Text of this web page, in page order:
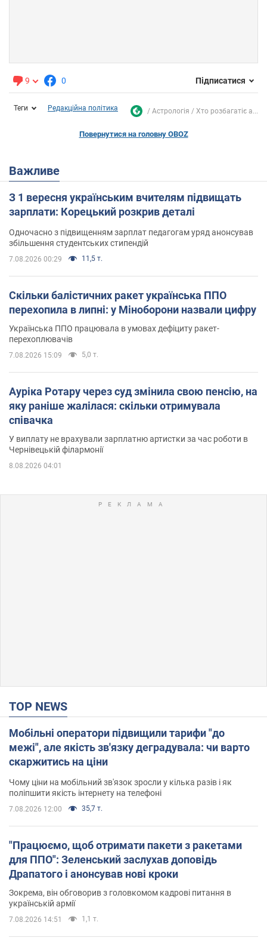
9 0 Підписатися
Теги Редакційна політика Астрологія Хто розбагатіє а...
Повернутися на головну OBOZ
Важливе
З 1 вересня українським вчителям підвищать
зарплати: Корецький розкрив деталі
Одночасно з підвищенням зарплат педагогам уряд анонсував
збільшення студентських стипендій
7.08.2026 00:29 11,5 т.
Скільки балістичних ракет українська ППО
перехопила в липні: у Міноборони назвали цифру
Українська ППО працювала в умовах дефіциту ракет-
перехоплювачів
7.08.2026 15:09 5,0 т.
Ауріка Ротару через суд змінила свою пенсію, на
яку раніше жалілася: скільки отримувала
співачка
У виплату не врахували зарплатню артистки за час роботи в
Чернівецькій філармонії
8.08.2026 04:01
TOP NEWS
Мобільні оператори підвищили тарифи "до
межі", але якість зв'язку деградувала: чи варто
скаржитись на ціни
Чому ціни на мобільний зв'язок зросли у кілька разів і як
поліпшити якість інтернету на телефоні
7.08.2026 12:00 35,7 т.
"Працюємо, щоб отримати пакети з ракетами
для ППО": Зеленський заслухав доповідь
Драпатого і анонсував нові кроки
Зокрема, він обговорив з головкомом кадрові питання в
українській армії
7.08.2026 14:51 1,1 т.